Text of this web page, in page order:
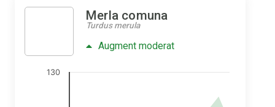
Merla comuna
Turdus merula
Augment moderat
130